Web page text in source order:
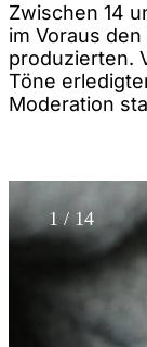
Zwischen 14
im Voraus
produzierten.
Töne
Moderation
1/ 14